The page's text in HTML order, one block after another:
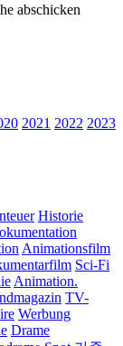
abschicken
2021 2022 2023
Historie
Animationsfilm
Sci-Fi
Animation.
TV-
Werbung
Drame